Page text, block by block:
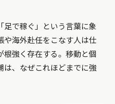
足で稼ぐ」という言葉に象
や海外赴任をこなす人は仕
根強く存在する。移動と個
は、なぜこれほどまでに強